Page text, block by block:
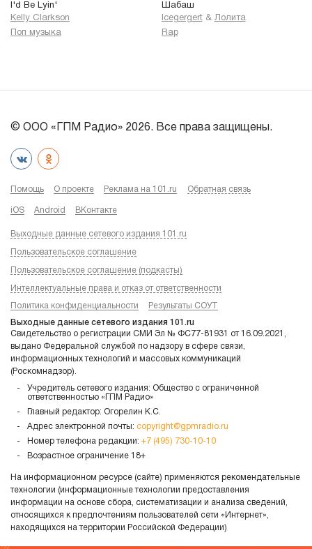
I'd Be Lyin'
Kelly Clarkson
Поп музыка
Шабаш
Icegergert & Лолита
Rap
© ООО «ГПМ Радио» 2026. Все права защищены.
Помощь О проекте Реклама на 101.ru Обратная связь
iOS Android ВКонтакте
Выходные данные сетевого издания 101.ru
Пользовательское соглашение
Пользовательское соглашение (подкасты)
Интеллектуальные права и отказ от ответственности
Политика конфиденциальности Результаты СОУТ
Выходные данные сетевого издания 101.ru
Свидетельство о регистрации СМИ Эл № ФС77-81931 от 16.09.2021,
выдано Федеральной службой по надзору в сфере связи,
информационных технологий и массовых коммуникаций
(Роскомнадзор).
Учредитель сетевого издания: Общество с ограниченной
ответственностью «ГПМ Радио»
Главный редактор: Огорелин К.С.
Адрес электронной почты: copyright@gpmradio.ru
Номер телефона редакции: +7 (495) 730-10-10
Возрастное ограничение 18+
На информационном ресурсе (сайте) применяются рекомендательные
технологии (информационные технологии предоставления
информации на основе сбора, систематизации и анализа сведений,
относящихся к предпочтениям пользователей сети «Интернет»,
находящихся на территории Российской Федерации)